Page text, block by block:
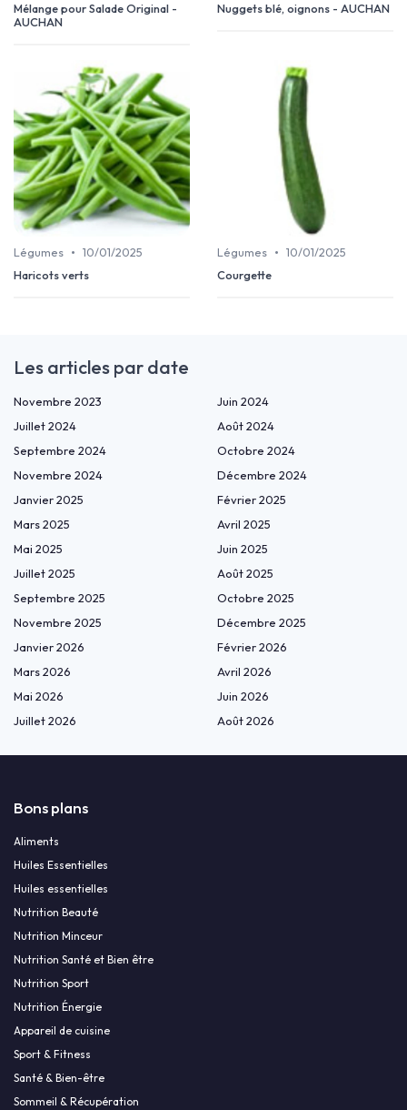
Mélange pour Salade Original -
AUCHAN
Nuggets blé, oignons - AUCHAN
Légumes • 10/01/2025
Haricots verts
Légumes • 10/01/2025
Courgette
Les articles par date
Novembre 2023
Juin 2024
Juillet 2024
Août 2024
Septembre 2024
Octobre 2024
Novembre 2024
Décembre 2024
Janvier 2025
Février 2025
Mars 2025
Avril 2025
Mai 2025
Juin 2025
Juillet 2025
Août 2025
Septembre 2025
Octobre 2025
Novembre 2025
Décembre 2025
Janvier 2026
Février 2026
Mars 2026
Avril 2026
Mai 2026
Juin 2026
Juillet 2026
Août 2026
Bons plans
Aliments
Huiles Essentielles
Huiles essentielles
Nutrition Beauté
Nutrition Minceur
Nutrition Santé et Bien être
Nutrition Sport
Nutrition Énergie
Appareil de cuisine
Sport & Fitness
Santé & Bien-être
Sommeil & Récupération